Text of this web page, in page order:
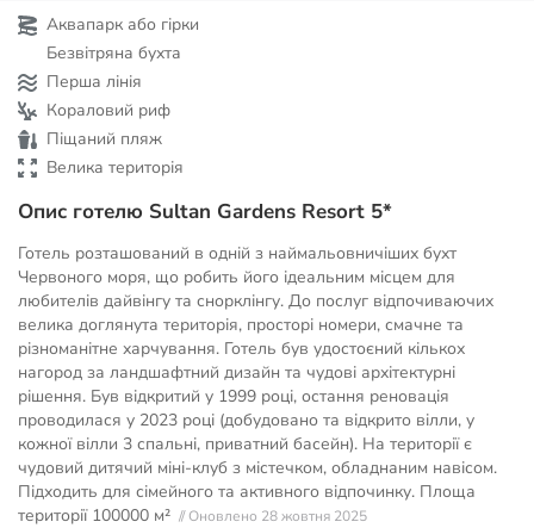
Аквапарк або гірки
Безвітряна бухта
Перша лінія
Кораловий риф
Піщаний пляж
Велика територія
Опис готелю Sultan Gardens Resort 5*
Готель розташований в одній з наймальовничіших бухт
Червоного моря, що робить його ідеальним місцем для
любителів дайвінгу та снорклінгу. До послуг відпочиваючих
велика доглянута територія, просторі номери, смачне та
різноманітне харчування. Готель був удостоєний кількох
нагород за ландшафтний дизайн та чудові архітектурні
рішення. Був відкритий у 1999 році, остання реновація
проводилася у 2023 році (добудовано та відкрито вілли, у
кожної вілли 3 спальні, приватний басейн). На території є
чудовий дитячий міні-клуб з містечком, обладнаним навісом.
Підходить для сімейного та активного відпочинку. Площа
території 100000 м² // Оновлено 28 жовтня 2025